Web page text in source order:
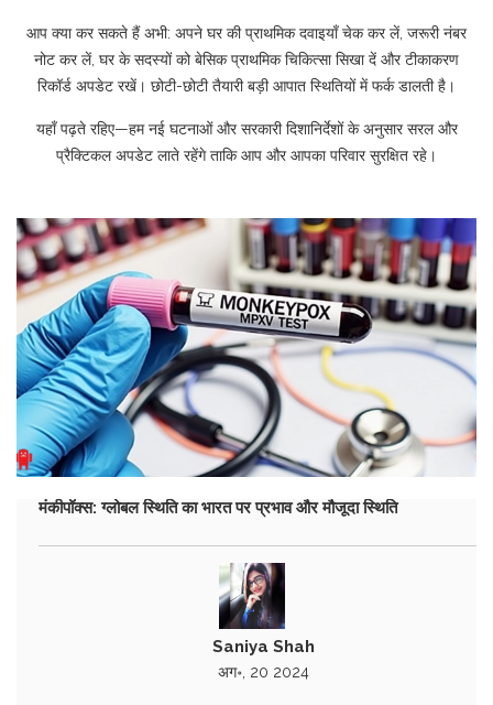
आप क्या कर सकते हैं अभी: अपने घर की प्राथमिक दवाइयाँ चेक कर लें, जरूरी नंबर
नोट कर लें, घर के सदस्यों को बेसिक प्राथमिक चिकित्सा सिखा दें और टीकाकरण
रिकॉर्ड अपडेट रखें। छोटी-छोटी तैयारी बड़ी आपात स्थितियों में फर्क डालती है।
यहाँ पढ़ते रहिए—हम नई घटनाओं और सरकारी दिशानिर्देशों के अनुसार सरल और
प्रैक्टिकल अपडेट लाते रहेंगे ताकि आप और आपका परिवार सुरक्षित रहे।
मंकीपॉक्स: ग्लोबल स्थिति का भारत पर प्रभाव और मौजूदा स्थिति
Saniya Shah
अग॰, 20 2024